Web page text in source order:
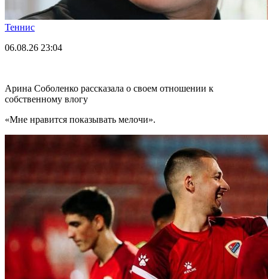
Теннис
06.08.26 23:04
Арина Соболенко рассказала о своем отношении к
собственному влогу
«Мне нравится показывать мелочи».